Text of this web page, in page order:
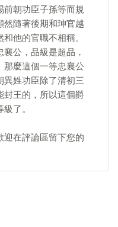
前朝功臣子孫等而規
然隨著後期和珅官越
他的官職不相稱。
公，品級是超品，
那麼這個一等忠襄公
異姓功臣除了清初三
封王的，所以這個爵
了。
迎在評論區留下您的